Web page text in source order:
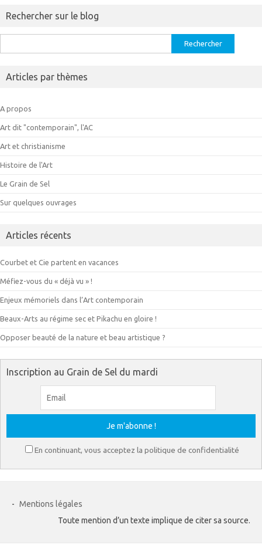
Rechercher sur le blog
Articles par thèmes
A propos
Art dit "contemporain", l'AC
Art et christianisme
Histoire de l'Art
Le Grain de Sel
Sur quelques ouvrages
Articles récents
Courbet et Cie partent en vacances
Méfiez-vous du « déjà vu » !
Enjeux mémoriels dans l’Art contemporain
Beaux-Arts au régime sec et Pikachu en gloire !
Opposer beauté de la nature et beau artistique ?
Inscription au Grain de Sel du mardi
En continuant, vous acceptez la politique de confidentialité
- Mentions légales
Toute mention d’un texte implique de citer sa source.